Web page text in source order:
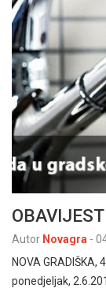
Autor Novagra -
NOVA
ponedjeljak,